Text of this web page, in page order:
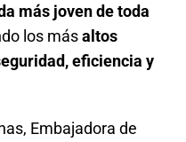
más joven de toda
los másaltos
eficiencia y
Embajadora de